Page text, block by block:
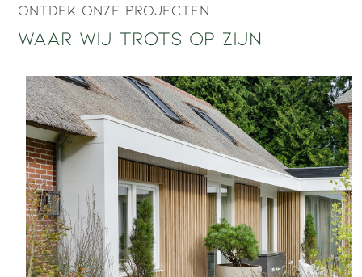
Ontdek onze projecten
Waar wij trots op zijn